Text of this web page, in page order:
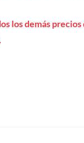
los demás